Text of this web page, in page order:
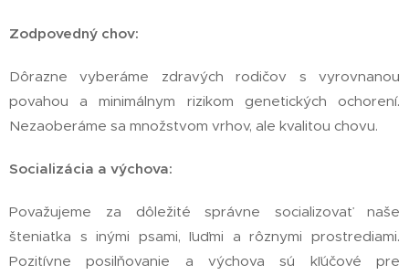
Zodpovedný chov:
Dôrazne vyberáme zdravých rodičov s vyrovnanou
povahou a minimálnym rizikom genetických ochorení.
Nezaoberáme sa množstvom vrhov, ale kvalitou chovu.
Socializácia a výchova:
Považujeme za dôležité správne socializovať naše
šteniatka s inými psami, ľuďmi a rôznymi prostrediami.
Pozitívne posilňovanie a výchova sú kľúčové pre